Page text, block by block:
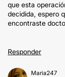
que esta
decidida, espero
encontraste
Responder
Maria247